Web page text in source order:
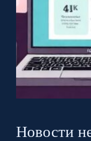
Новости